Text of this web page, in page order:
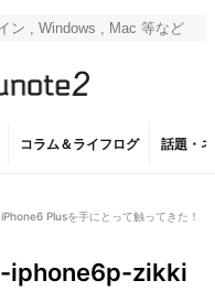
コラム＆ライフログ 話題・
Plusを手にとって触ってきた！
iphone6p-zikki